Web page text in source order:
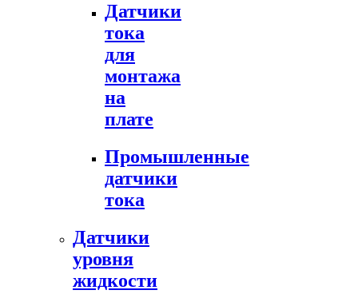
Датчики
тока
для
монтажа
на
плате
Промышленные
датчики
тока
Датчики
уровня
жидкости